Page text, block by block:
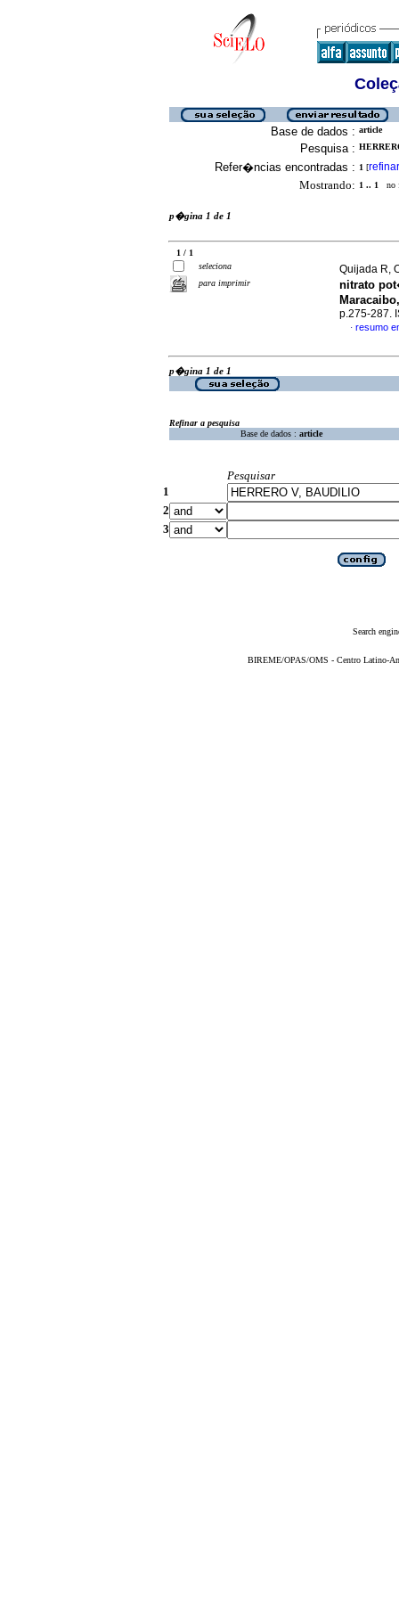
Base de dados : article
Pesquisa :
Refer�ncias encontradas : 1 [refinar
Mostrando: 1 .. 1 no
p�gina 1 de 1
1 / 1
seleciona
para imprimir
Quijada R,
nitrato
p.275-287.
· resumo
p�gina 1 de 1
Refinar a pesquisa
Base de dados : article
Pesquisar
1
2
3
Search
BIREME/OPAS/OMS - Centro Latino-